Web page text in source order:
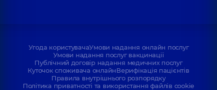
Угода користувачаУмови надання онлайн послуг
Умови надання послуг вакцинації
Публічний договір надання медичних послуг
Куточок споживача онлайнВерифікація пацієнтів
Правила внутрішнього розпорядку
Політика приватності та використання файлів cookie